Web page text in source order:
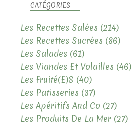
CATÉGORIES
Les Recettes Salées (214)
Les Recettes Sucrées (86)
Les Salades (61)
Les Viandes Et Volailles (46)
Les Fruité(e)s (40)
Les Patisseries (37)
Les Apéritifs And Co (27)
Les Produits De La Mer (27)